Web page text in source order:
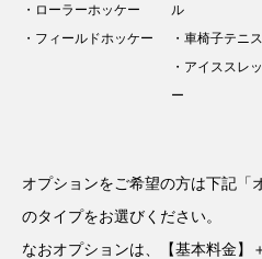
・ローラーホッケー
・フィールドホッケー
ル
・車椅子テニス
・アイススレ
ー
オプションをご希望の方は下記「
のタイプをお選びください。
なおオプションは、【基本料金】